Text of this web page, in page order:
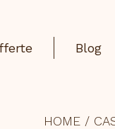
Blog
HOME /